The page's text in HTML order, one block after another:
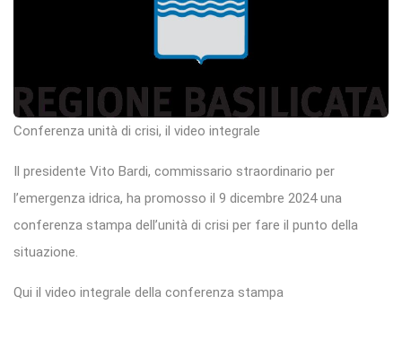
Conferenza unità di crisi, il video integrale
Il presidente Vito Bardi, commissario straordinario per
l’emergenza idrica, ha promosso il 9 dicembre 2024 una
conferenza stampa dell’unità di crisi per fare il punto della
situazione.
Qui il video integrale della conferenza stampa